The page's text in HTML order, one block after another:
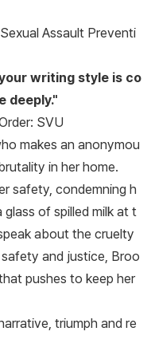
Assault Preventi
writing style is co
deeply."
SVU
makes an anonymou
in her home.
safety, condemning h
of spilled milk at t
about the cruelty
and justice, Broo
pushes to keep her
triumph and re